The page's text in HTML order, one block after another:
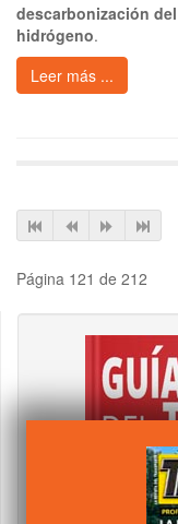
descarbonización
hidrógeno.
Leer más ...
Página 121 de 212